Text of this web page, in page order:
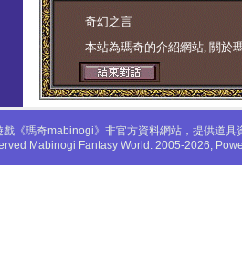
学生妹 奇幻之言
本站為瑪奇的介紹網站, 關於
《瑪奇mabinogi》非官方資料網站，提供道
Mabinogi Fantasy World. 2005-2026,